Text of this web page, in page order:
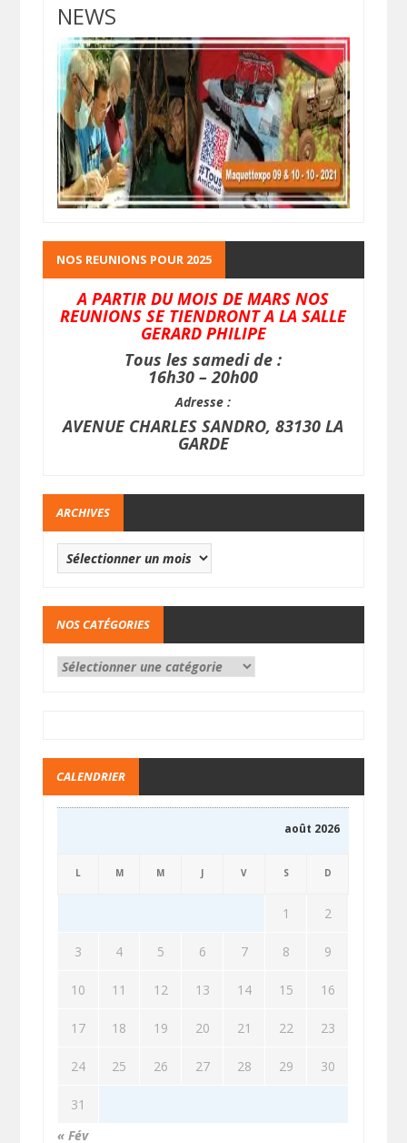
NEWS
NOS REUNIONS POUR 2025
A PARTIR DU MOIS DE MARS NOS
REUNIONS SE TIENDRONT A LA SALLE
GERARD PHILIPE
Tous les samedi de :
16h30 – 20h00
Adresse :
AVENUE CHARLES SANDRO, 83130 LA
GARDE
ARCHIVES
NOS CATÉGORIES
CALENDRIER
août 2026
L M M J V S D
1 2
3 4 5 6 7 8 9
10 11 12 13 14 15 16
17 18 19 20 21 22 23
24 25 26 27 28 29 30
31
« Fév